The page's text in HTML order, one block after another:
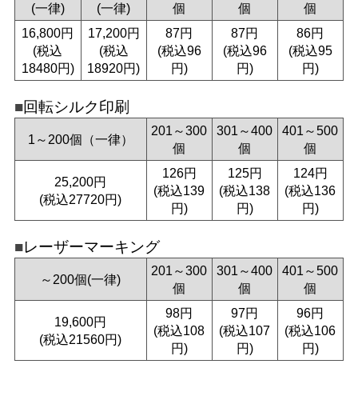
(一律)
(一律)
個
個
個
16,800円
(税込
18480円)
17,200円
(税込
18920円)
87円
(税込96
円)
87円
(税込96
円)
86円
(税込95
円)
回転シルク印刷
1～200個（一律）
201～300
個
301～400
個
401～500
個
25,200円
(税込27720円)
126円
(税込139
円)
125円
(税込138
円)
124円
(税込136
円)
レーザーマーキング
～200個(一律)
201～300
個
301～400
個
401～500
個
19,600円
(税込21560円)
98円
(税込108
円)
97円
(税込107
円)
96円
(税込106
円)